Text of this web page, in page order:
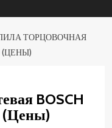
ТОРЦОВОЧНАЯ
(ЦЕНЫ)
BOSCH
(Цены)